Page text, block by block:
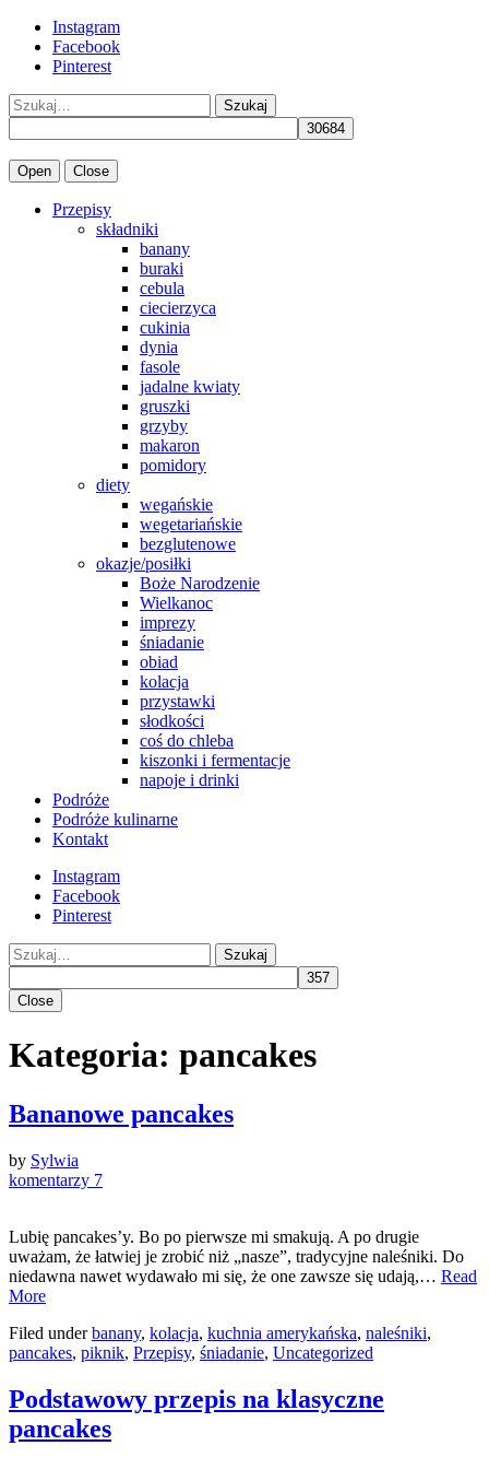
Instagram
Facebook
Pinterest
Szukaj
Open Close
Przepisy
składniki
banany
buraki
cebula
ciecierzyca
cukinia
dynia
fasole
jadalne kwiaty
gruszki
grzyby
makaron
pomidory
diety
wegańskie
wegetariańskie
bezglutenowe
okazje/posiłki
Boże Narodzenie
Wielkanoc
imprezy
śniadanie
obiad
kolacja
przystawki
słodkości
coś do chleba
kiszonki i fermentacje
napoje i drinki
Podróże
Podróże kulinarne
Kontakt
Instagram
Facebook
Pinterest
Szukaj
Close
Kategoria: pancakes
Bananowe pancakes
by Sylwia
komentarzy 7
Lubię pancakes’y. Bo po pierwsze mi smakują. A po drugie
uważam, że łatwiej je zrobić niż „nasze”, tradycyjne naleśniki. Do
niedawna nawet wydawało mi się, że one zawsze się udają,… Read
More
Filed underbanany, kolacja, kuchnia amerykańska, naleśniki,
pancakes, piknik, Przepisy, śniadanie, Uncategorized
Podstawowy przepis na klasyczne
pancakes